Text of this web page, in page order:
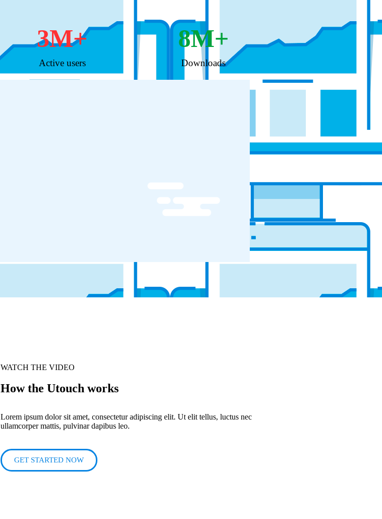
Active users
3M+
Downloads
8M+
WATCH THE VIDEO
How the Utouch works
Lorem ipsum dolor sit amet, consectetur adipiscing elit. Ut elit tellus, luctus nec
ullamcorper mattis, pulvinar dapibus leo.
GET STARTED NOW